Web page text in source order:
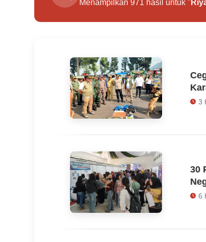
Menampilkan 971 hasil untuk "
3
30
6